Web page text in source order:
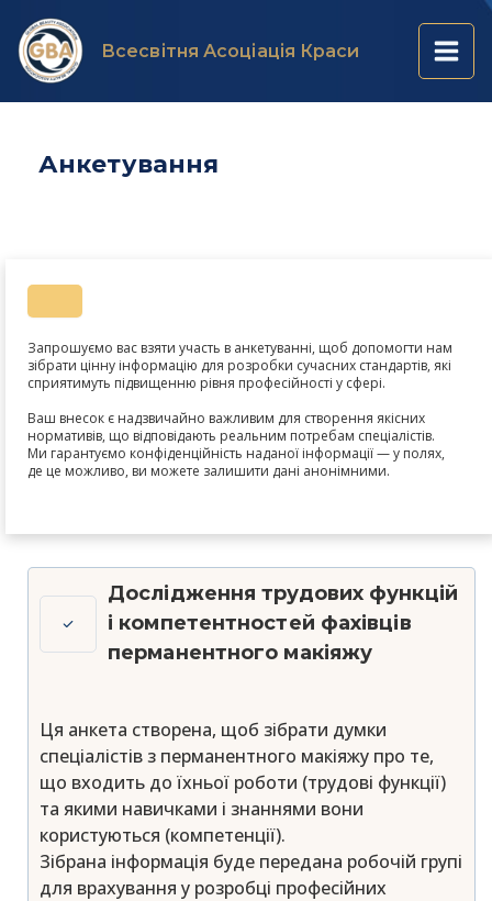
Перейти
до
вмісту
Всесвітня Асоціація Краси
Main
Анкетування
Запрошуємо вас взяти участь в анкетуванні, щоб допомогти нам
зібрати цінну інформацію для розробки сучасних стандартів, які
сприятимуть підвищенню рівня професійності у сфері.
Ваш внесок є надзвичайно важливим для створення якісних
нормативів, що відповідають реальним потребам спеціалістів.
Ми гарантуємо конфіденційність наданої інформації — у полях,
де це можливо, ви можете залишити дані анонімними.
Дослідження трудових функцій
і компетентностей фахівців
перманентного макіяжу
Ця анкета створена, щоб зібрати думки
спеціалістів з перманентного макіяжу про те,
що входить до їхньої роботи (трудові функції)
та якими навичками і знаннями вони
користуються (компетенції).
Зібрана інформація буде передана робочій групі
для врахування у розробці професійних